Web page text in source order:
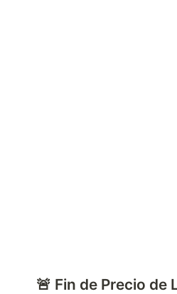
🚨 Fin de Precio de